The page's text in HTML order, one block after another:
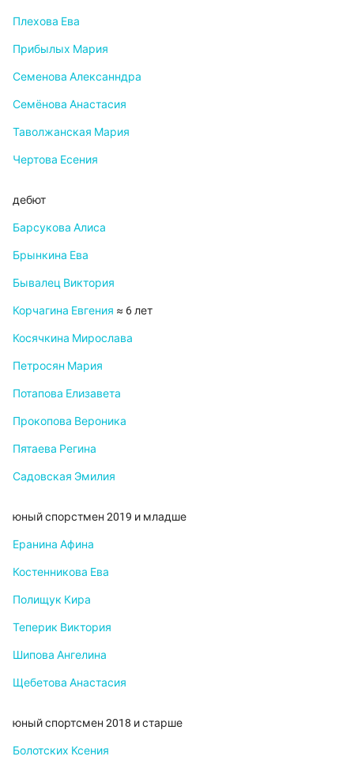
Плехова Ева
Прибылых Мария
Семенова Алексанндра
Семёнова Анастасия
Таволжанская Мария
Чертова Есения
дебют
Барсукова Алиса
Брынкина Ева
Бывалец Виктория
Корчагина Евгения ≈ 6 лет
Косячкина Мирослава
Петросян Мария
Потапова Елизавета
Прокопова Вероника
Пятаева Регина
Садовская Эмилия
юный спорстмен 2019 и младше
Еранина Афина
Костенникова Ева
Полищук Кира
Теперик Виктория
Шипова Ангелина
Щебетова Анастасия
юный спортсмен 2018 и старше
Болотских Ксения